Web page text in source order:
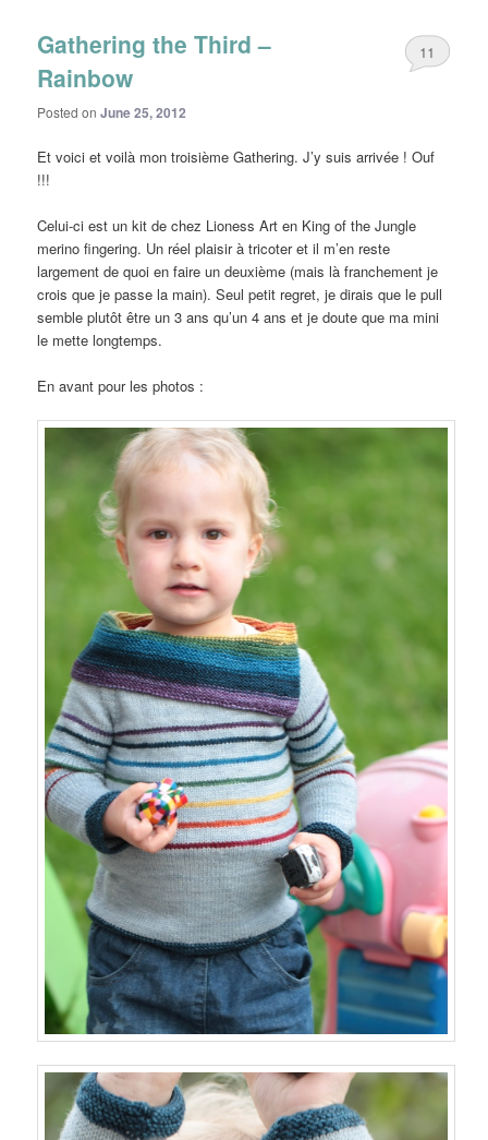
Gathering the Third –
Rainbow
Posted onJune 25, 2012
11
Et voici et voilà mon troisième Gathering. J’y suis arrivée ! Ouf
!!!
Celui-ci est un kit de chez Lioness Art en King of the Jungle
merino fingering. Un réel plaisir à tricoter et il m’en reste
largement de quoi en faire un deuxième (mais là franchement je
crois que je passe la main). Seul petit regret, je dirais que le pull
semble plutôt être un 3 ans qu’un 4 ans et je doute que ma mini
le mette longtemps.
En avant pour les photos :